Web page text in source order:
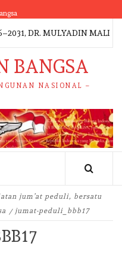
DR. MULYADIN MALIK
BANGSA
NASIONAL –
jum’at peduli, bersatu
jumat-peduli_bbb17